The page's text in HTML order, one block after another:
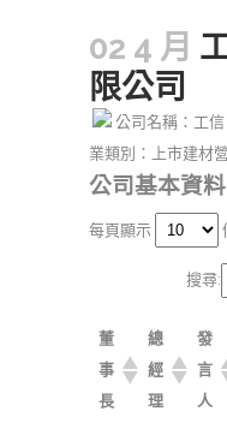
02 4 月
限公司
公司名稱：工
業類別：上市建材
公司基本資料
每頁顯示
搜尋:
董
事
長
總
經
理
發
言
人